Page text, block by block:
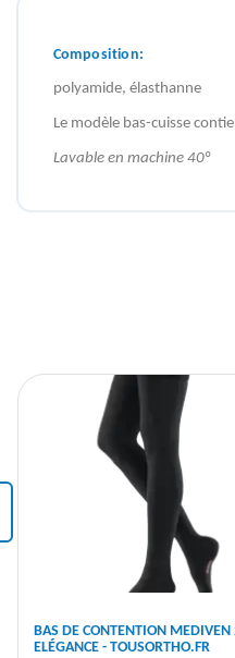
Composition:
polyamide, élasthanne
Le modèle bas-cuisse
Lavable en machine 40°
BAS DE CONTENTION MEDIVEN
ELÉGANCE - TOUSORTHO.FR